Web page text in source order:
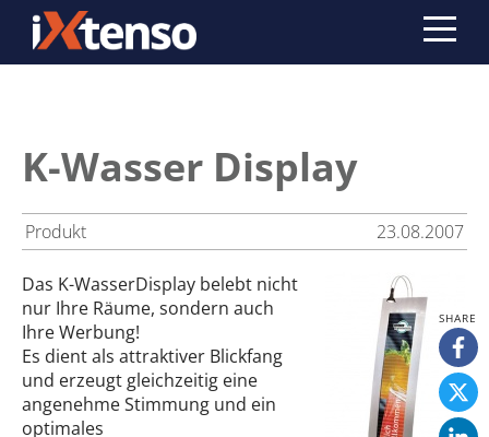
K-Wasser Display
Produkt 23.08.2007
Das K-WasserDisplay belebt nicht
nur Ihre Räume, sondern auch
Ihre Werbung!
Es dient als attraktiver Blickfang
und erzeugt gleichzeitig eine
angenehme Stimmung und ein
optimales